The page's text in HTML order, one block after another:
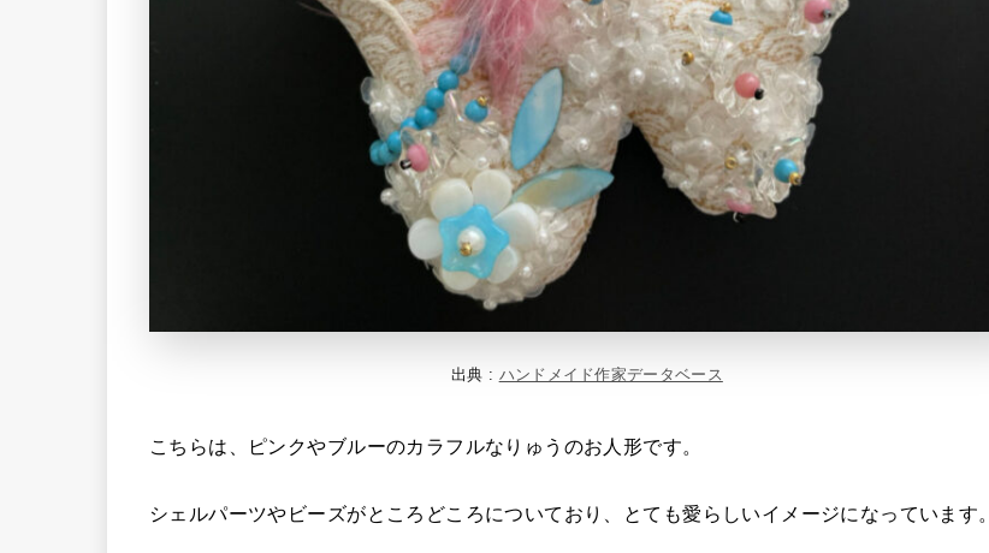
出典 : ハンドメイド作家データベース
こちらは、ピンクやブルーのカラフルなりゅうのお人形です。
シェルパーツやビーズがところどころについており、とても愛らしいイメージになっています。